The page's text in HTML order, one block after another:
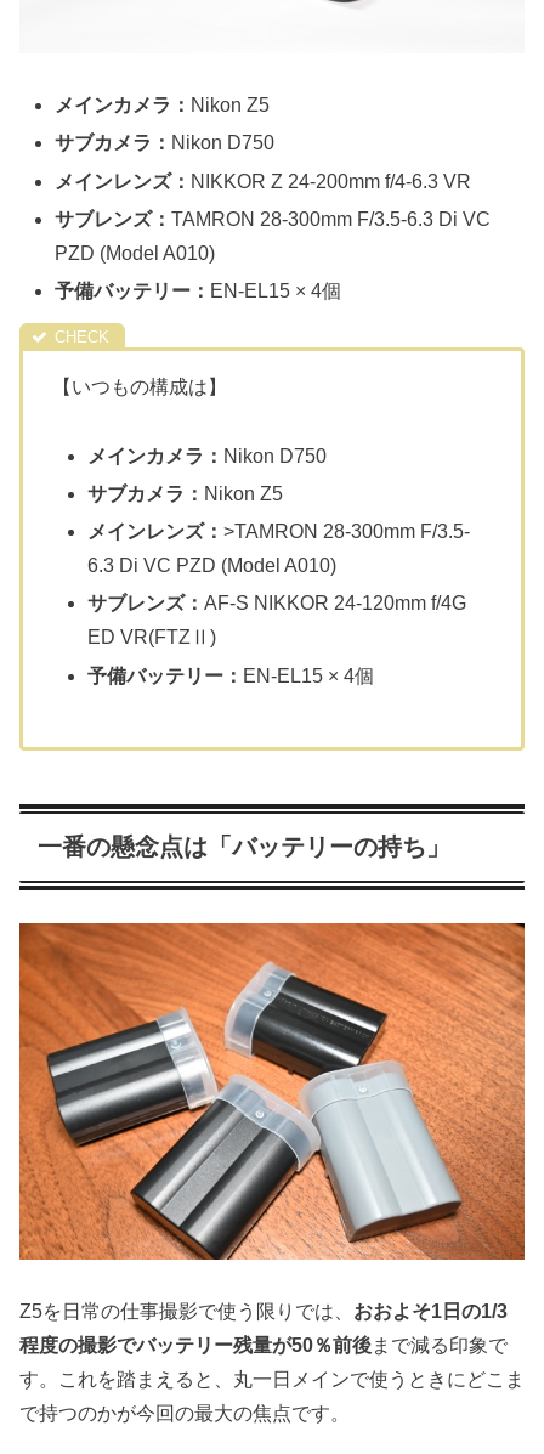
メインカメラ： Nikon Z5
サブカメラ： Nikon D750
メインレンズ： NIKKOR Z 24-200mm f/4-6.3 VR
サブレンズ：TAMRON 28-300mm F/3.5-6.3 Di VC
PZD (Model A010)
予備バッテリー： EN-EL15 × 4個
【いつもの構成は】
メインカメラ： Nikon D750
サブカメラ： Nikon Z5
メインレンズ：>TAMRON 28-300mm F/3.5-
6.3 Di VC PZD (Model A010)
サブレンズ：AF-S NIKKOR 24-120mm f/4G
ED VR(FTZⅡ)
予備バッテリー： EN-EL15 × 4個
一番の懸念点は「バッテリーの持ち」
Z5を日常の仕事撮影で使う限りでは、 おおよそ1日の1/3
程度の撮影でバッテリー残量が50％前後まで減る印象で
す。これを踏まえると、丸一日メインで使うときにどこま
で持つのかが今回の最大の焦点です。